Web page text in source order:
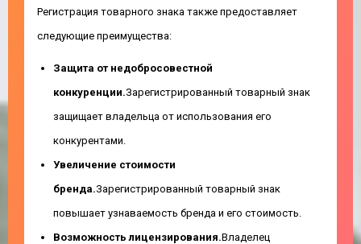
Регистрация товарного знака также предоставляет
следующие преимущества:
Защита от недобросовестной
конкуренции.Зарегистрированный товарный знак
защищает владельца от использования его
конкурентами.
Увеличение стоимости
бренда.Зарегистрированный товарный знак
повышает узнаваемость бренда и его стоимость.
Возможность лицензирования.Владелец